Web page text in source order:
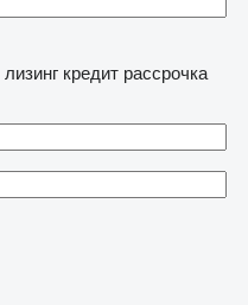
лизинг кредит рассрочка